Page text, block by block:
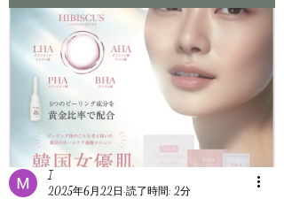
I
2025年6月22日 読了時間: 2分